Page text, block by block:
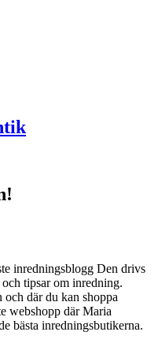
inredningsblogg Den drivs
tipsar om inredning.
där du kan shoppa
webshopp där Maria
bästa inredningsbutikerna.